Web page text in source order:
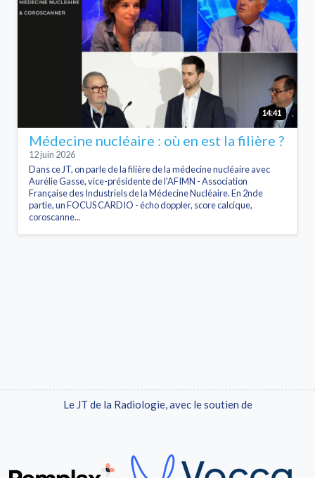
14:41
Médecine nucléaire : où en est la filière ?
12 juin 2026
Dans ce JT, on parle de la filière de la médecine nucléaire avec
Aurélie Gasse, vice-présidente de l'AFIMN - Association
Française des Industriels de la Médecine Nucléaire. En 2nde
partie, un FOCUS CARDIO - écho doppler, score calcique,
coroscanne...
Le JT de la Radiologie, avec le soutien de